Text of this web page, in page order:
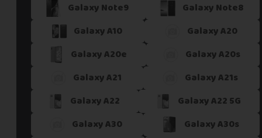
Galaxy Note9
Galaxy Note8
Galaxy A10
Galaxy A20
Galaxy A20e
Galaxy A20s
Galaxy A21
Galaxy A21s
Galaxy A22
Galaxy A22 5G
Galaxy A30
Galaxy A30s